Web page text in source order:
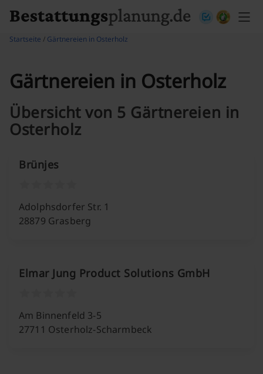
Startseite / Gärtnereien in Osterholz
Gärtnereien in Osterholz
Übersicht von 5 Gärtnereien in
Osterholz
Brünjes
Adolphsdorfer Str. 1
28879 Grasberg
Elmar Jung Product Solutions GmbH
Am Binnenfeld 3-5
27711 Osterholz-Scharmbeck